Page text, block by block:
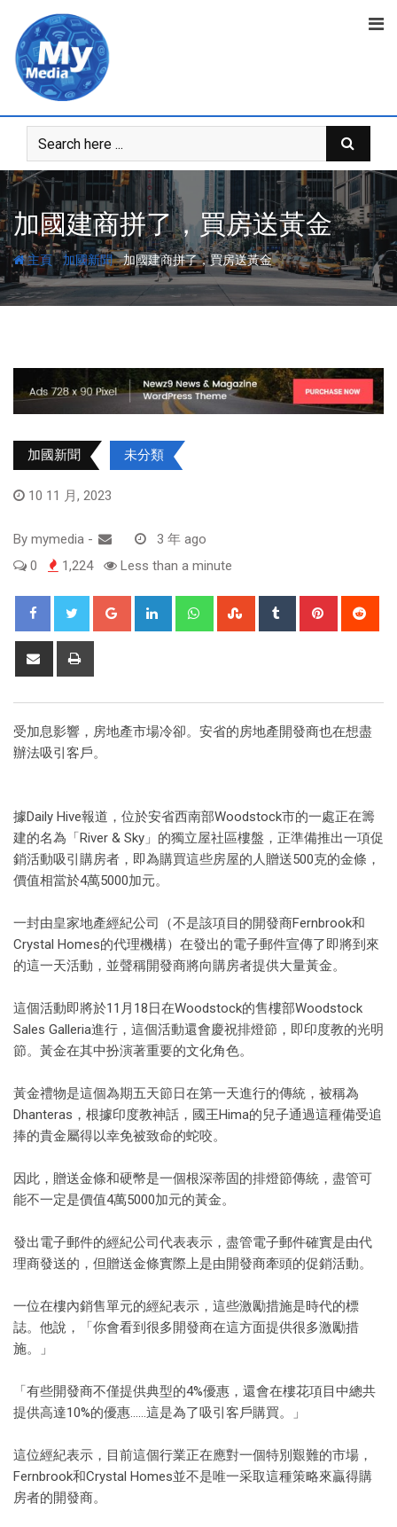
加國建商拼了，買房送黃金
主頁-加國新聞-加國建商拼了，買房送黃金
加國新聞 未分類
10 11 月, 2023
By mymedia -
3 年 ago
0
1,224 Less than a minute
受加息影響，房地產市場冷卻。安省的房地產開發商也在想盡
辦法吸引客戶。
據Daily Hive報道，位於安省西南部Woodstock市的一處正在籌
建的名為「River & Sky」的獨立屋社區樓盤，正準備推出一項促
銷活動吸引購房者，即為購買這些房屋的人贈送500克的金條，
價值相當於4萬5000加元。
一封由皇家地產經紀公司（不是該項目的開發商Fernbrook和
Crystal Homes的代理機構）在發出的電子郵件宣傳了即將到來
的這一天活動，並聲稱開發商將向購房者提供大量黃金。
這個活動即將於11月18日在Woodstock的售樓部Woodstock
Sales Galleria進行，這個活動還會慶祝排燈節，即印度教的光明
節。黃金在其中扮演著重要的文化角色。
黃金禮物是這個為期五天節日在第一天進行的傳統，被稱為
Dhanteras，根據印度教神話，國王Hima的兒子通過這種備受追
捧的貴金屬得以幸免被致命的蛇咬。
因此，贈送金條和硬幣是一個根深蒂固的排燈節傳統，盡管可
能不一定是價值4萬5000加元的黃金。
發出電子郵件的經紀公司代表表示，盡管電子郵件確實是由代
理商發送的，但贈送金條實際上是由開發商牽頭的促銷活動。
一位在樓內銷售單元的經紀表示，這些激勵措施是時代的標
誌。他說，「你會看到很多開發商在這方面提供很多激勵措
施。」
「有些開發商不僅提供典型的4%優惠，還會在樓花項目中總共
提供高達10%的優惠……這是為了吸引客戶購買。」
這位經紀表示，目前這個行業正在應對一個特別艱難的市場，
Fernbrook和Crystal Homes並不是唯一采取這種策略來贏得購
房者的開發商。